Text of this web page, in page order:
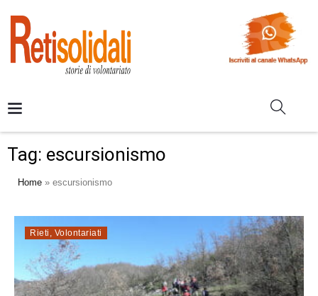
Tag: escursionismo
Home » escursionismo
Rieti , Volontariati